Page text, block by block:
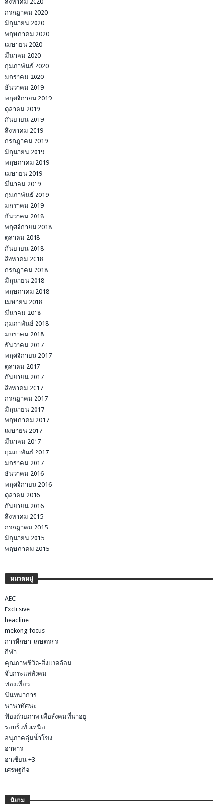
สิงหาคม 2020
กรกฎาคม 2020
มิถุนายน 2020
พฤษภาคม 2020
เมษายน 2020
มีนาคม 2020
กุมภาพันธ์ 2020
มกราคม 2020
ธันวาคม 2019
พฤศจิกายน 2019
ตุลาคม 2019
กันยายน 2019
สิงหาคม 2019
กรกฎาคม 2019
มิถุนายน 2019
พฤษภาคม 2019
เมษายน 2019
มีนาคม 2019
กุมภาพันธ์ 2019
มกราคม 2019
ธันวาคม 2018
พฤศจิกายน 2018
ตุลาคม 2018
กันยายน 2018
สิงหาคม 2018
กรกฎาคม 2018
มิถุนายน 2018
พฤษภาคม 2018
เมษายน 2018
มีนาคม 2018
กุมภาพันธ์ 2018
มกราคม 2018
ธันวาคม 2017
พฤศจิกายน 2017
ตุลาคม 2017
กันยายน 2017
สิงหาคม 2017
กรกฎาคม 2017
มิถุนายน 2017
พฤษภาคม 2017
เมษายน 2017
มีนาคม 2017
กุมภาพันธ์ 2017
มกราคม 2017
ธันวาคม 2016
พฤศจิกายน 2016
ตุลาคม 2016
กันยายน 2016
สิงหาคม 2015
กรกฎาคม 2015
มิถุนายน 2015
พฤษภาคม 2015
หมวดหมู่
AEC
Exclusive
headline
mekong focus
การศึกษา-เกษตรกร
กีฬา
คุณภาพชีวิต-สิ่งแวดล้อม
จับกระแสสังคม
ท่องเที่ยว
นันทนาการ
นานาทัศนะ
ฟ้องด้วยภาพ เพื่อสังคมที่น่าอยู่
รอบรั้วทั่วเหนือ
อนุภาคลุ่มน้ำโขง
อาหาร
อาเซียน +3
เศรษฐกิจ
นิยาม